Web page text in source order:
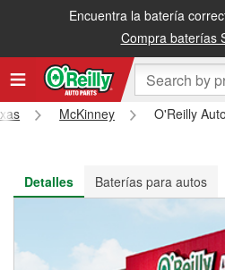
Encuentra la batería
Compra baterías
Recibe tu orden gratis al día
McKinney
O'Reilly
Detalles
Baterías para autos